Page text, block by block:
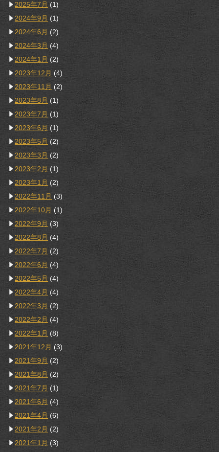
2025年7月 (1)
2024年9月 (1)
2024年6月 (2)
2024年3月 (4)
2024年1月 (2)
2023年12月 (4)
2023年11月 (2)
2023年8月 (1)
2023年7月 (1)
2023年6月 (1)
2023年5月 (2)
2023年3月 (2)
2023年2月 (1)
2023年1月 (2)
2022年11月 (3)
2022年10月 (1)
2022年9月 (3)
2022年8月 (4)
2022年7月 (2)
2022年6月 (4)
2022年5月 (4)
2022年4月 (4)
2022年3月 (2)
2022年2月 (4)
2022年1月 (8)
2021年12月 (3)
2021年9月 (2)
2021年8月 (2)
2021年7月 (1)
2021年6月 (4)
2021年4月 (6)
2021年2月 (2)
2021年1月 (3)